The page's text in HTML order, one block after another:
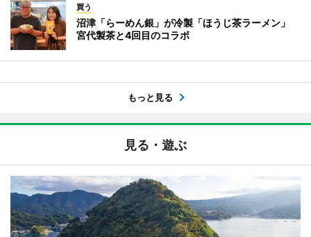
買う
沼津「らーめん銀」が冷製「ほうじ茶ラーメン」
宮代製茶と4回目のコラボ
もっと見る
見る・遊ぶ